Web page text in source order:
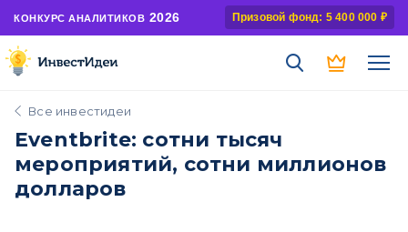
КОНКУРС АНАЛИТИКОВ 2026 Призовой фонд: 5 400 000 ₽
Все инвестидеи
Eventbrite: сотни тысяч
мероприятий, сотни миллионов
долларов